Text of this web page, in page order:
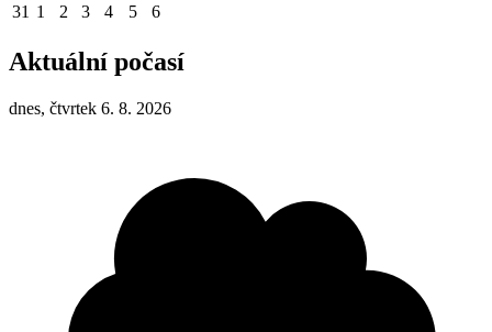
31 1 2 3 4 5 6
Aktuální počasí
dnes, čtvrtek 6. 8. 2026